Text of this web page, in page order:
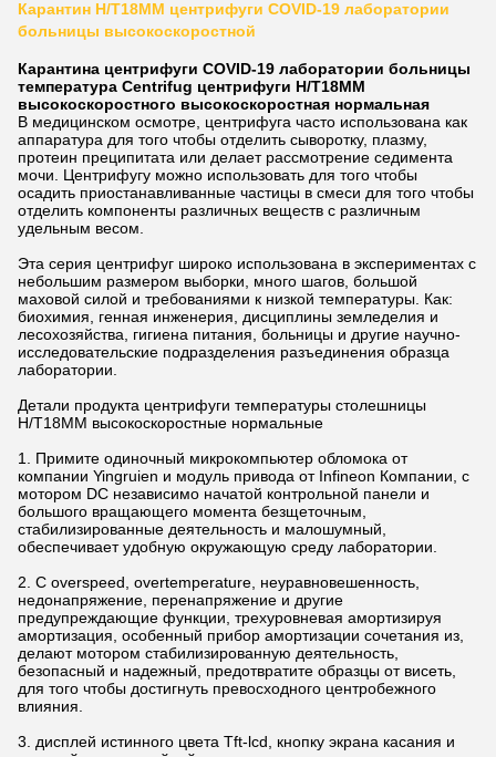
Карантин H/T18MM центрифуги COVID-19 лаборатории
больницы высокоскоростной
Карантина центрифуги COVID-19 лаборатории больницы
температура Centrifug центрифуги H/T18MM
высокоскоростного высокоскоростная нормальная
В медицинском осмотре, центрифуга часто использована как
аппаратура для того чтобы отделить сыворотку, плазму,
протеин преципитата или делает рассмотрение седимента
мочи. Центрифугу можно использовать для того чтобы
осадить приостанавливанные частицы в смеси для того чтобы
отделить компоненты различных веществ с различным
удельным весом.
Эта серия центрифуг широко использована в экспериментах с
небольшим размером выборки, много шагов, большой
маховой силой и требованиями к низкой температуры. Как:
биохимия, генная инженерия, дисциплины земледелия и
лесохозяйства, гигиена питания, больницы и другие научно-
исследовательские подразделения разъединения образца
лаборатории.
Детали продукта центрифуги температуры столешницы
H/T18MM высокоскоростные нормальные
1. Примите одиночный микрокомпьютер обломока от
компании Yingruien и модуль привода от Infineon Компании, с
мотором DC независимо начатой контрольной панели и
большого вращающего момента безщеточным,
стабилизированные деятельность и малошумный,
обеспечивает удобную окружающую среду лаборатории.
2. С overspeed, overtemperature, неуравновешенность,
недонапряжение, перенапряжение и другие
предупреждающие функции, трехуровневая амортизируя
амортизация, особенный прибор амортизации сочетания из,
делают мотором стабилизированную деятельность,
безопасный и надежный, предотвратите образцы от висеть,
для того чтобы достигнуть превосходного центробежного
влияния.
3. дисплей истинного цвета Tft-lcd, кнопку экрана касания и